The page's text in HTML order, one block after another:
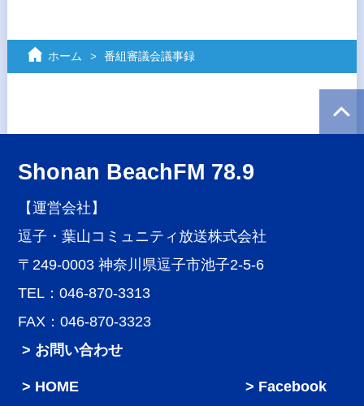
ホーム 番組審議会議事録
Shonan BeachFM 78.9
【運営会社】
逗子・葉山コミュニティ放送株式会社
〒249-0003 神奈川県逗子市池子2-5-6
TEL：046-870-3313
FAX：046-870-3323
> お問い合わせ
HOME
Facebook